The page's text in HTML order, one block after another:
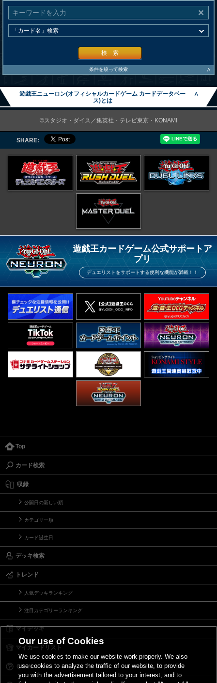
検 索
条件を絞って検索 ∧
遊戯王ニューロン(オフィシャルカードゲーム カードデータベー
ス)とは
∧
©スタジオ・ダイス／集英社・テレビ東京・KONAMI
SHARE:
遊戯王カードゲーム公式サポートア
プリ
デュエリストをサポートする便利な機能が満載！！
Top
カード検索
収録
公開日の新しい順
カテゴリー順
カード誕生日
デッキ検索
トレンド
人気デッキランキング
注目カテゴリーランキング
マイデッキ
マイカードリスト
Ｑ＆Ａ
Our use of Cookies
We use cookies to make our website work properly. We also
use cookies to analyze the traffic of our website, to provide
you with the advertisement tailored to your interest, and to